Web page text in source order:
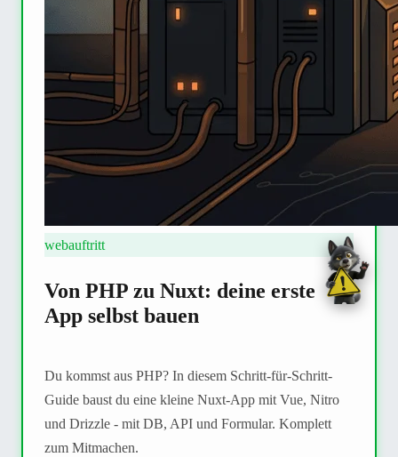
webauftritt
Von PHP zu Nuxt: deine erste
App selbst bauen
Du kommst aus PHP? In diesem Schritt-für-Schritt-
Guide baust du eine kleine Nuxt-App mit Vue, Nitro
und Drizzle - mit DB, API und Formular. Komplett
zum Mitmachen.